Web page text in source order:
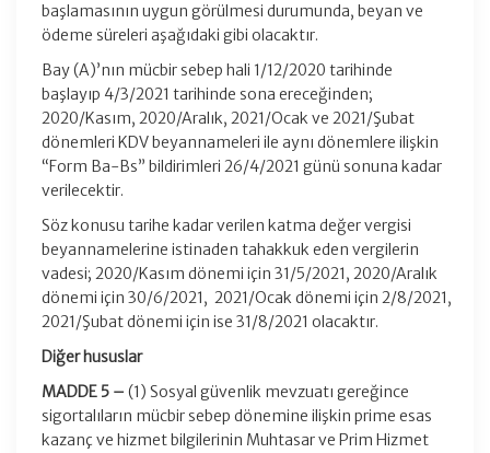
başlamasının uygun görülmesi durumunda, beyan ve
ödeme süreleri aşağıdaki gibi olacaktır.
Bay (A)’nın mücbir sebep hali 1/12/2020 tarihinde
başlayıp 4/3/2021 tarihinde sona ereceğinden;
2020/Kasım, 2020/Aralık, 2021/Ocak ve 2021/Şubat
dönemleri KDV beyannameleri ile aynı dönemlere ilişkin
“Form Ba-Bs” bildirimleri 26/4/2021 günü sonuna kadar
verilecektir.
Söz konusu tarihe kadar verilen katma değer vergisi
beyannamelerine istinaden tahakkuk eden vergilerin
vadesi; 2020/Kasım dönemi için 31/5/2021, 2020/Aralık
dönemi için 30/6/2021, 2021/Ocak dönemi için 2/8/2021,
2021/Şubat dönemi için ise 31/8/2021 olacaktır.
Diğer hususlar
MADDE 5 – (1) Sosyal güvenlik mevzuatı gereğince
sigortalıların mücbir sebep dönemine ilişkin prime esas
kazanç ve hizmet bilgilerinin Muhtasar ve Prim Hizmet